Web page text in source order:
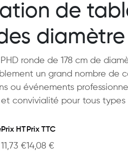
de
diamètre
ronde de 178 cm de
un grand nombre de
ou événements
convivialité pour tous types
Prix HT
11,73€
Prix TTC
14,08€